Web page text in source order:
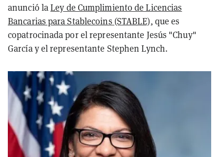
anunció laLey de Cumplimiento de Licencias
Bancarias para Stablecoins (STABLE), que es
copatrocinada por el representante Jesús "Chuy"
García y el representante Stephen Lynch.